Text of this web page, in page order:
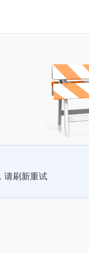
请刷新重试